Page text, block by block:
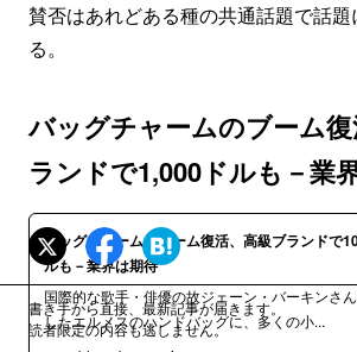
賛否はあれどある種の共通話題で話
る。
バッグチャームのブーム
ランドで1,000ドルも－業
バッグチャームのブーム復活、高級ブランドで
ルも－業界は期待
国際的な歌手・俳優の故ジェーン・バーキンさん
したエルメスのハンドバッグに、多くの小...
書き手から直接、最新記事が届きます。
読者限定の内容も逃しません。